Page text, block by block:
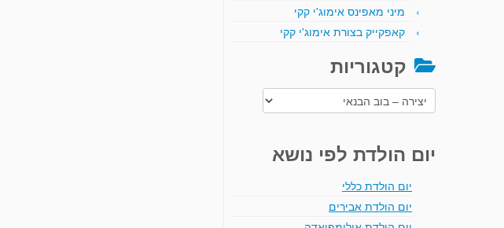
מיני מאפינס אימוג'י קקי
קאפקייק בצורת אימוג'י קקי
קטגוריות
קטגוריות
יום הולדת לפי נושא
יום הולדת כללי
יום הולדת אבירים